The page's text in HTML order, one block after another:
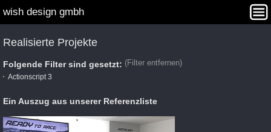
wish design gmbh
Interaction Design
Realisierte Projekte
Folgende Filter sind gesetzt: (Filter entfernen)
Actionscript 3
Ein Auszug aus unserer Referenzliste